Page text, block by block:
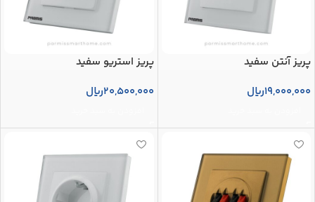
پریز آنتن سفید
19,000,000ریال
پریز استریو سفید
20,500,000ریال